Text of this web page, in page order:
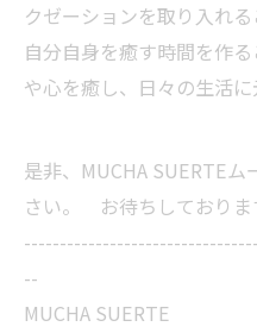
クゼーションを取り入れ
自分自身を癒す時間を作
や心を癒し、日々の生活に
是非、MUCHA SUERTE
さい。 お待ちしておりま
--
MUCHA SUERTE